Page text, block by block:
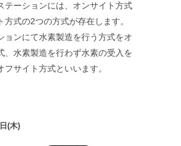
テーションには、オンサイト方式
方式の2つの方式が存在します。
ョンにて水素製造を行う方式をオ
、水素製造を行わず水素の受入を
フサイト方式といいます。
(木)